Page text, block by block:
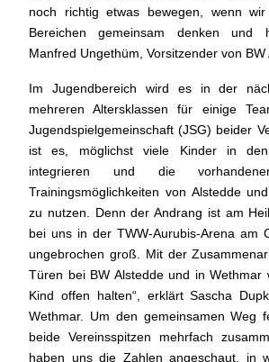
noch richtig etwas bewegen, wenn
Bereichen gemeinsam denken und
Manfred Ungethüm, Vorsitzender von BW
Im Jugendbereich wird es in der
mehreren Altersklassen für einige
Jugendspielgemeinschaft (JSG) beider
ist es, möglichst viele Kinder in
integrieren und die
Trainingsmöglichkeiten von Alstedde
zu nutzen. Denn der Andrang ist am
bei uns in der TWW-Aurubis-Arena am
ungebrochen groß. Mit der
Türen bei BW Alstedde und in Wethmar
Kind offen halten“, erklärt Sascha
Wethmar. Um den gemeinsamen Weg
beide Vereinsspitzen mehrfach
haben uns die Zahlen angeschaut, in